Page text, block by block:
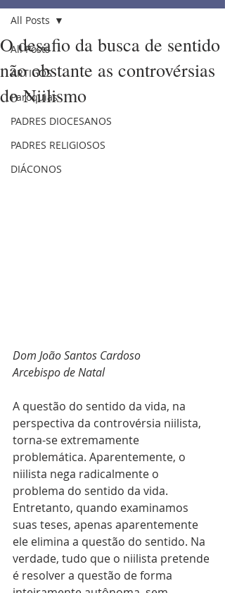
All Posts
ARTIGOS
Paróquias
PADRES DIOCESANOS
PADRES RELIGIOSOS
DIÁCONOS
All Posts
O desafio da busca de sentido
não obstante as controvérsias
do Niilismo
Dom João Santos Cardoso
Arcebispo de Natal
A questão do sentido da vida, na
perspectiva da controvérsia niilista,
torna-se extremamente
problemática. Aparentemente, o
niilista nega radicalmente o
problema do sentido da vida.
Entretanto, quando examinamos
suas teses, apenas aparentemente
ele elimina a questão do sentido. Na
verdade, tudo que o niilista pretende
é resolver a questão de forma